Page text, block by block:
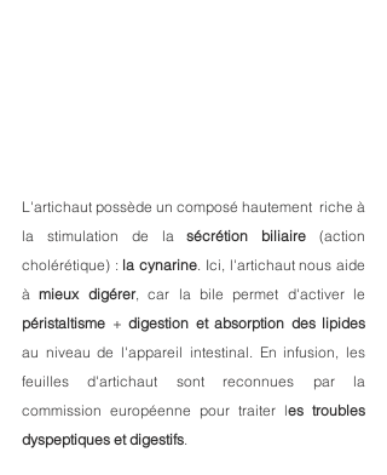
L'artichaut possède un composé hautement  riche à
la stimulation de la sécrétion biliaire (action
cholérétique) : la cynarine . Ici, l'artichaut nous aide
à mieux digérer
péristaltisme + digestion et absorption des lipides
au niveau de l'appareil intestinal. En infusion, les
feuilles d'artichaut sont reconnues par la
commission européenne pour traiter les troubles
dyspeptiques et digestifs